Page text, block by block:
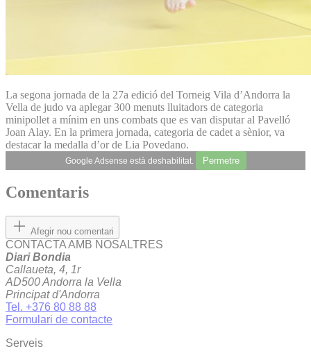
La segona jornada de la 27a edició del Torneig Vila d’Andorra la
Vella de judo va aplegar 300 menuts lluitadors de categoria
minipollet a mínim en uns combats que es van disputar al Pavelló
Joan Alay. En la primera jornada, categoria de cadet a sènior, va
destacar la medalla d’or de Lia Povedano.
Google Adsense està deshabilitat. Permetre
Comentaris
Afegir nou comentari
CONTACTA AMB NOSALTRES
Diari Bondia
Callaueta, 4, 1r
AD500 Andorra la Vella
Principat d'Andorra
Tel. +376 80 88 88
Formulari de contacte
Serveis